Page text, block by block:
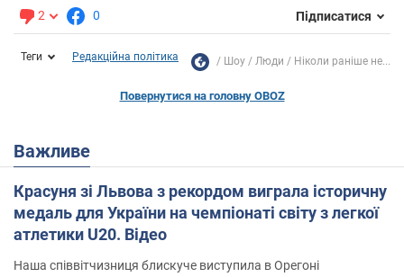
2 0 Підписатися
Теги Редакційна політика Шоу Люди Ніколи раніше не...
Повернутися на головну OBOZ
Важливе
Красуня зі Львова з рекордом виграла історичну
медаль для України на чемпіонаті світу з легкої
атлетики U20. Відео
Наша співвітчизниця блискуче виступила в Орегоні